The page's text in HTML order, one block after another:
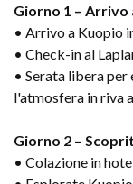
Giorno 1 – Arrivo
• Arrivo a Kuopio
• Check-in al
• Serata libera
l'atmosfera in riva
Giorno 2 –
• Colazione in